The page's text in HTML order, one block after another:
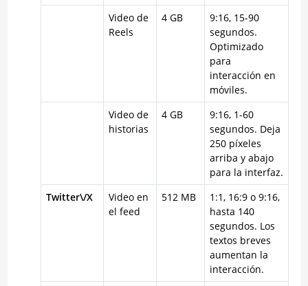
Video de
Reels
4 GB
9:16, 15-90
segundos.
Optimizado
para
interacción en
móviles.
Video de
historias
4 GB
9:16, 1-60
segundos. Deja
250 píxeles
arriba y abajo
para la interfaz.
Twitter\/X
Video en
el feed
512 MB
1:1, 16:9 o 9:16,
hasta 140
segundos. Los
textos breves
aumentan la
interacción.